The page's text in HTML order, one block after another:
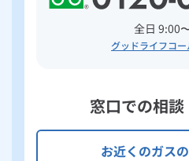
全日 9:00
グッドライフコ
窓口での相
お近くのガス